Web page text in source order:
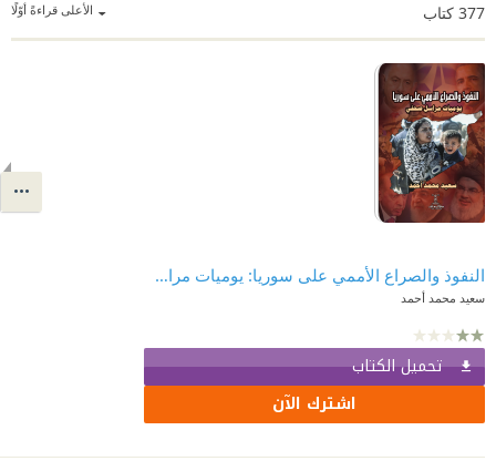
الأعلى قراءةً أوّلًا 377 كتاب
النفوذ والصراع الأممي على سوريا: يوميات مراسل صحفي
سعيد محمد أحمد
تحميل الكتاب
اشترك الآن